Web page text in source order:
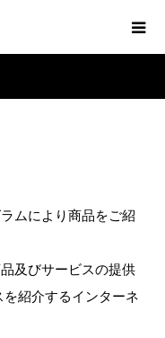
ムにより商品をご紹
及びサービスの提供
紹介するインターネ